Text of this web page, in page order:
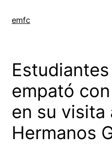
emfc
empató
en su visita
Hermanos